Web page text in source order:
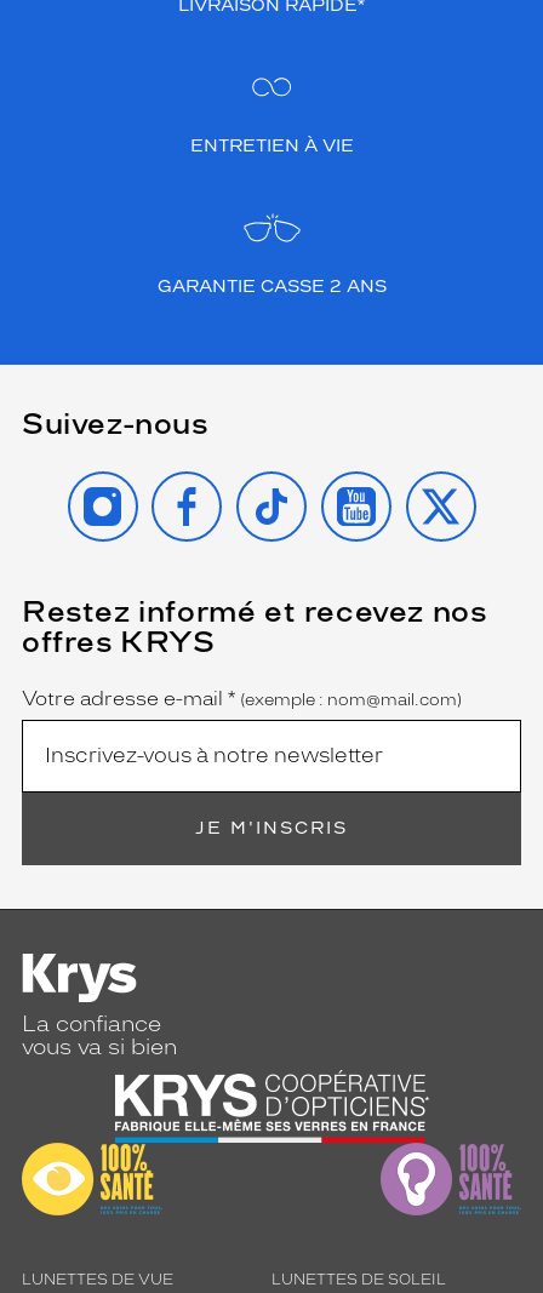
LIVRAISON RAPIDE*
ENTRETIEN À VIE
GARANTIE CASSE 2 ANS
Suivez-nous
INSTAGRAMFACEBOOK
TIKTOK YOUTUBE
X
Restez informé et recevez nos
offres KRYS
Name
Votre adresse e-mail *
(Ce
champ
est
obligatoire)
(exemple : nom@mail.com)
JE M'INSCRIS
La confiance
vous va si bien
LUNETTES DE VUE LUNETTES DE SOLEIL